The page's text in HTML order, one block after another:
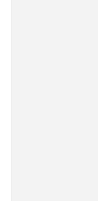
Com uma
de
proteínas de
da massa
medicinais,
funcional,